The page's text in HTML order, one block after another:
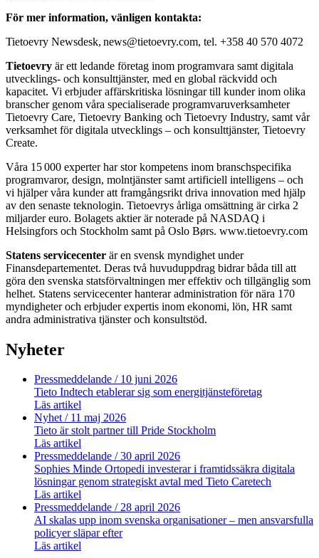
För mer information, vänligen kontakta:
Tietoevry Newsdesk, news@tietoevry.com, tel. +358 40 570 4072
Tietoevry är ett ledande företag inom programvara samt digitala
utvecklings- och konsulttjänster, med en global räckvidd och
kapacitet. Vi erbjuder affärskritiska lösningar till kunder inom olika
branscher genom våra specialiserade programvaruverksamheter
Tietoevry Care, Tietoevry Banking och Tietoevry Industry, samt vår
verksamhet för digitala utvecklings – och konsulttjänster, Tietoevry
Create.
Våra 15 000 experter har stor kompetens inom branschspecifika
programvaror, design, molntjänster samt artificiell intelligens – och
vi hjälper våra kunder att framgångsrikt driva innovation med hjälp
av den senaste teknologin. Tietoevrys årliga omsättning är cirka 2
miljarder euro. Bolagets aktier är noterade på NASDAQ i
Helsingfors och Stockholm samt på Oslo Børs. www.tietoevry.com
Statens servicecenter är en svensk myndighet under
Finansdepartementet. Deras två huvuduppdrag bidrar båda till att
göra den svenska statsförvaltningen mer effektiv och tillgänglig som
helhet. Statens servicecenter hanterar administration för nära 170
myndigheter och erbjuder expertis inom ekonomi, lön, HR samt
andra administrativa tjänster och konsultstöd.
Nyheter
Pressmeddelande / 10 juni 2026
Tieto Indtech etablerar sig som energitjänsteföretag
Läs artikel
Nyhet/ 11 maj 2026
Tieto är stolt partner till Pride Stockholm
Läs artikel
Pressmeddelande / 30 april 2026
Sophies Minde Ortopedi investerar i framtidssäkra digitala
lösningar genom strategiskt avtal med Tieto Caretech
Läs artikel
Pressmeddelande / 28 april 2026
AI skalas upp inom svenska organisationer – men ansvarsfulla
policyer släpar efter
Läs artikel